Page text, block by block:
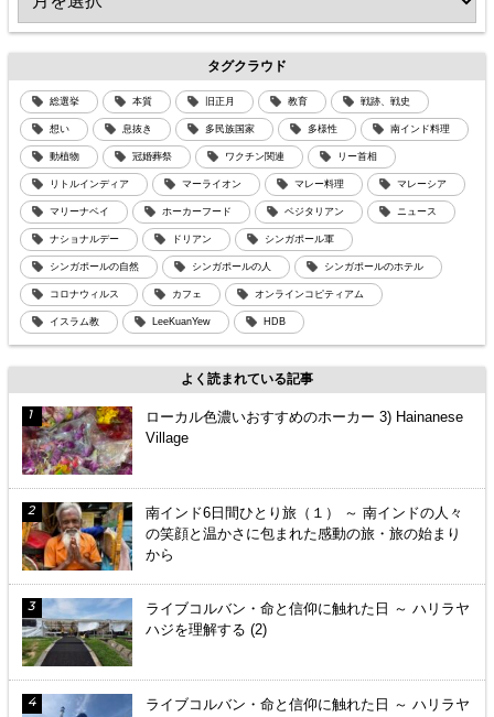
タグクラウド
総選挙 本質 旧正月 教育 戦跡、戦史
想い 息抜き 多民族国家 多様性 南インド料理
動植物 冠婚葬祭 ワクチン関連 リー首相
リトルインディア マーライオン マレー料理 マレーシア
マリーナベイ ホーカーフード ベジタリアン ニュース
ナショナルデー ドリアン シンガポール軍
シンガポールの自然 シンガポールの人 シンガポールのホテル
コロナウィルス カフェ オンラインコピティアム
イスラム教 LeeKuanYew HDB
よく読まれている記事
ローカル色濃いおすすめのホーカー 3) Hainanese
Village
南インド6日間ひとり旅（１） ～ 南インドの人々
の笑顔と温かさに包まれた感動の旅・旅の始まり
から
ライブコルバン・命と信仰に触れた日 ～ ハリラヤ
ハジを理解する (2)
ライブコルバン・命と信仰に触れた日 ～ ハリラヤ